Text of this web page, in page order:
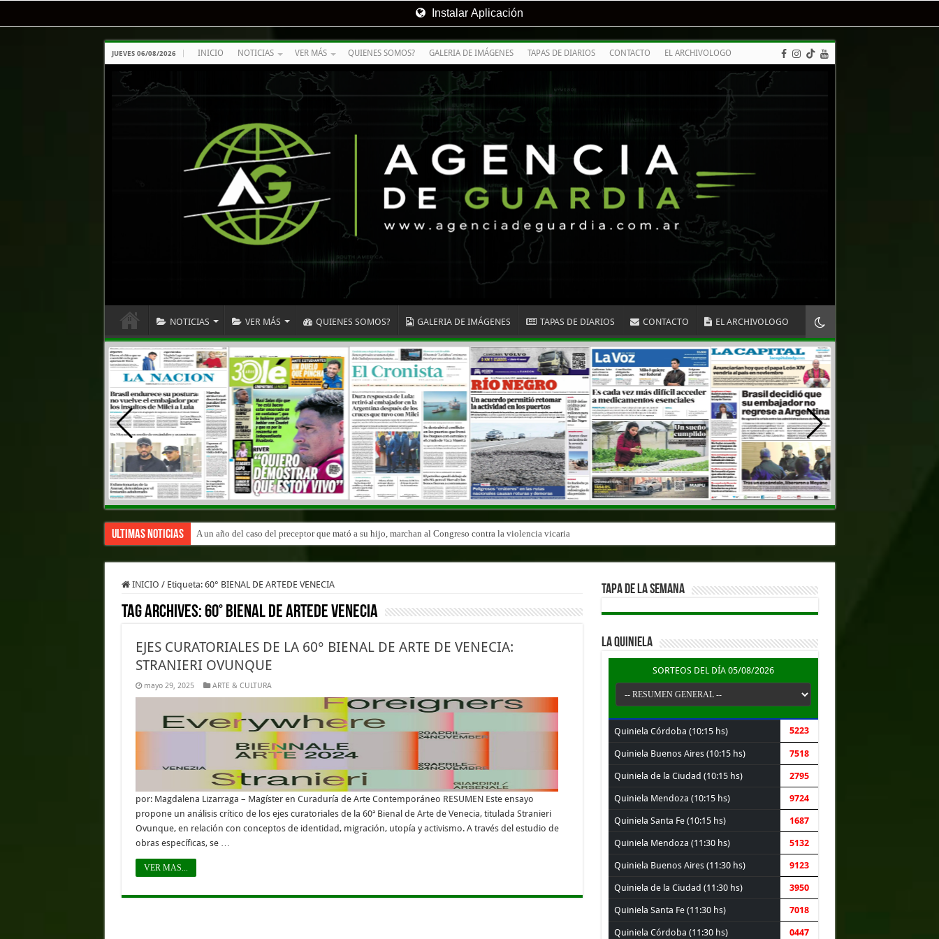
Instalar Aplicación
JUEVES 06/08/2026 INICIO NOTICIAS VER MÁS QUIENES SOMOS? GALERIA DE IMÁGENES TAPAS DE DIARIOS CONTACTO EL ARCHIVOLOGO
NOTICIAS VER MÁS QUIENES SOMOS? GALERIA DE IMÁGENES TAPAS DE DIARIOS CONTACTO EL ARCHIVOLOGO
Ultimas Noticias A un año del caso del preceptor que mató a su hijo, marchan al Congreso contra la violencia vicaria
INICIO / Etiqueta: 60° BIENAL DE ARTEDE VENECIA
Tag Archives:60° BIENAL DE ARTEDE VENECIA
EJES CURATORIALES DE LA 60° BIENAL DE ARTE DE VENECIA:
STRANIERI OVUNQUE
mayo 29, 2025 ARTE & CULTURA
por: Magdalena Lizarraga – Magíster en Curaduría de Arte Contemporáneo RESUMEN Este ensayo
propone un análisis crítico de los ejes curatoriales de la 60ª Bienal de Arte de Venecia, titulada Stranieri
Ovunque, en relación con conceptos de identidad, migración, utopía y activismo. A través del estudio de
obras específicas, se …
VER MAS...
TAPA DE LA SEMANA
LA QUINIELA
SORTEOS DEL DÍA 05/08/2026
Quiniela Córdoba (10:15 hs) 5223
Quiniela Buenos Aires (10:15 hs) 7518
Quiniela de la Ciudad (10:15 hs) 2795
Quiniela Mendoza (10:15 hs) 9724
Quiniela Santa Fe (10:15 hs) 1687
Quiniela Mendoza (11:30 hs) 5132
Quiniela Buenos Aires (11:30 hs) 9123
Quiniela de la Ciudad (11:30 hs) 3950
Quiniela Santa Fe (11:30 hs) 7018
Quiniela Córdoba (11:30 hs) 0447